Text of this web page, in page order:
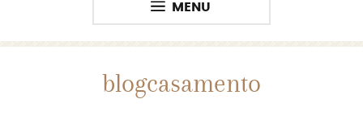
MENU
blogcasamento